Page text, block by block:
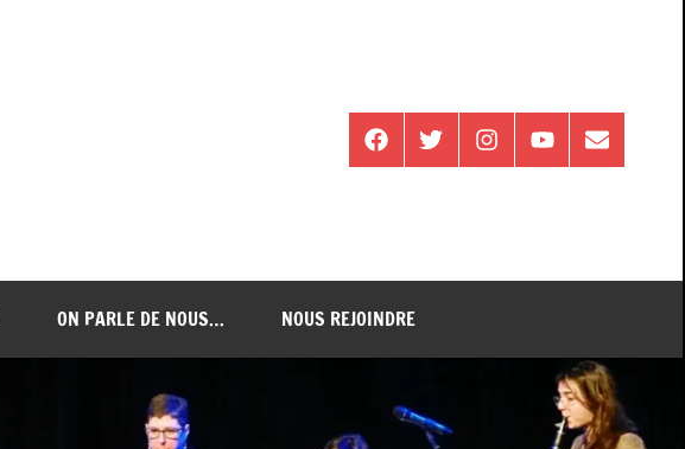
FacebookTwitterInstagramYoutube
E-
ON PARLE DE NOUS… NOUS REJOINDRE